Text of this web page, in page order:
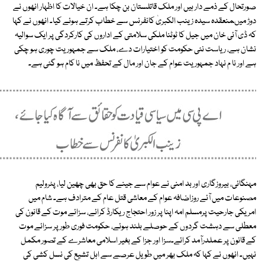
صورتحال کے ذمے دار ہیں اور ملک قاتلستان بن چکا ہے۔ ان خیالات کا اظہار انھوں نے
دوڑ میںمنعقدہ سیدہ زینب الکبریٰ کانفرنس سے خطاب کرتے ہوئے کیا۔ انھوں نے کہا
کہ ڈی آئی خان میں جیل کا ٹوٹنا ملکی سلامتی کے اداروں کی کارکردگی پر ایک سوالیہ
نشان ہے، ریاست نئی حکومت کو اختیارات دے، ملک سے جمہوریت چوری ہو چکی
ہے اور نا م نہاد جمہوریت عوام کے جان اور مال کے تحفظ میں نا کام ہو گئی ہے۔
مہنگائی، بیروزگاری اور بد امنی نے عوام سے جینے کا حق بھی چھین لیا، پٹرولیم
مصنوعات میں آئے روزاضافہ عوام کے معاشی قتل عام کے مترادف ہے۔ شام میں
امریکی جارحیت پرمسلم امہ اپنا پر زور احتجاج ریکارڈ کرائے، سزائے موت کے قانون کی
معطلی سے دہشت گردوں کے حوصلے بلند ہوئے، حکومت فوری طور پر سزائے موت
کے قانون پر عملدرآمد کرائے۔سزا اور جزا کے بغیر اسلامی معاشرے کے تصور مکمل
نہیں۔ انھوں نے کہا کہ ملک بھر میں طویل عرصے سے اہل تشیع کی نسل کشی کی